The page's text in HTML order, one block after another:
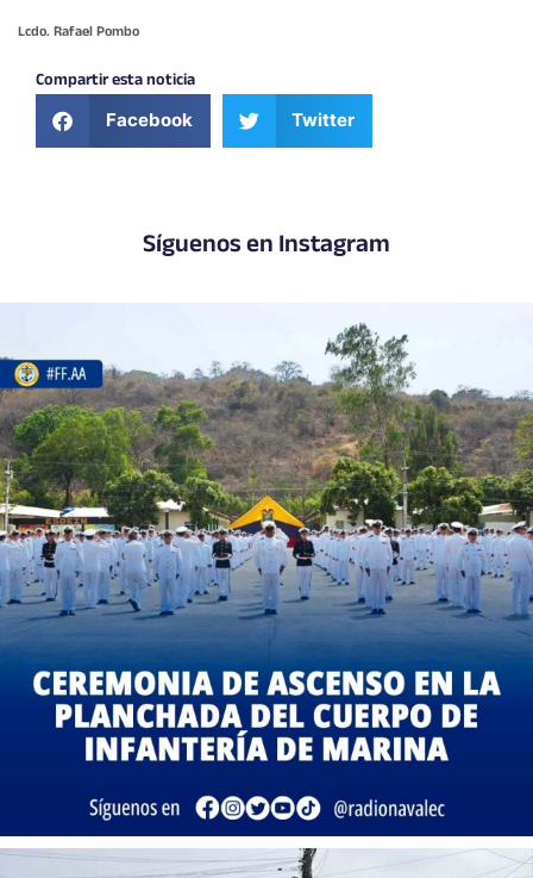
Lcdo. Rafael Pombo
Compartir esta noticia
Facebook Twitter
Síguenos en Instagram